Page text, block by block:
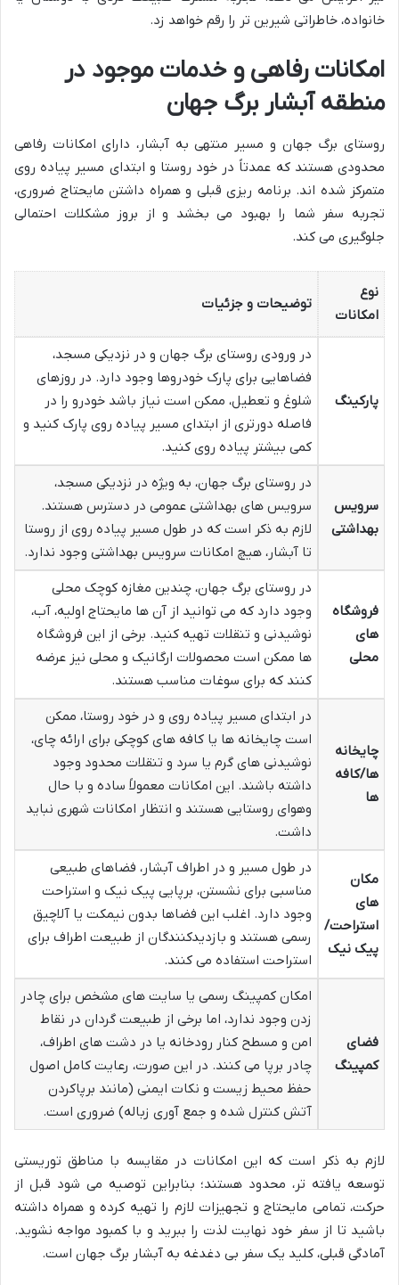
خانواده، خاطراتی شیرین تر را رقم خواهد زد.
امکانات رفاهی و خدمات موجود در
منطقه آبشار برگ جهان
روستای برگ جهان و مسیر منتهی به آبشار، دارای امکانات رفاهی
محدودی هستند که عمدتاً در خود روستا و ابتدای مسیر پیاده روی
متمرکز شده اند. برنامه ریزی قبلی و همراه داشتن مایحتاج ضروری،
تجربه سفر شما را بهبود می بخشد و از بروز مشکلات احتمالی
جلوگیری می کند.
نوع
امکانات
توضیحات و جزئیات
پارکینگ
در ورودی روستای برگ جهان و در نزدیکی مسجد،
فضاهایی برای پارک خودروها وجود دارد. در روزهای
شلوغ و تعطیل، ممکن است نیاز باشد خودرو را در
فاصله دورتری از ابتدای مسیر پیاده روی پارک کنید و
کمی بیشتر پیاده روی کنید.
سرویس
بهداشتی
در روستای برگ جهان، به ویژه در نزدیکی مسجد،
سرویس های بهداشتی عمومی در دسترس هستند.
لازم به ذکر است که در طول مسیر پیاده روی از روستا
تا آبشار، هیچ امکانات سرویس بهداشتی وجود ندارد.
فروشگاه
های
محلی
در روستای برگ جهان، چندین مغازه کوچک محلی
وجود دارد که می توانید از آن ها مایحتاج اولیه، آب،
نوشیدنی و تنقلات تهیه کنید. برخی از این فروشگاه
ها ممکن است محصولات ارگانیک و محلی نیز عرضه
کنند که برای سوغات مناسب هستند.
چایخانه
ها/کافه
ها
در ابتدای مسیر پیاده روی و در خود روستا، ممکن
است چایخانه ها یا کافه های کوچکی برای ارائه چای،
نوشیدنی های گرم یا سرد و تنقلات محدود وجود
داشته باشند. این امکانات معمولاً ساده و با حال
وهوای روستایی هستند و انتظار امکانات شهری نباید
داشت.
مکان
های
استراحت/
پیک نیک
در طول مسیر و در اطراف آبشار، فضاهای طبیعی
مناسبی برای نشستن، برپایی پیک نیک و استراحت
وجود دارد. اغلب این فضاها بدون نیمکت یا آلاچیق
رسمی هستند و بازدیدکنندگان از طبیعت اطراف برای
استراحت استفاده می کنند.
فضای
کمپینگ
امکان کمپینگ رسمی یا سایت های مشخص برای چادر
زدن وجود ندارد، اما برخی از طبیعت گردان در نقاط
امن و مسطح کنار رودخانه یا در دشت های اطراف،
چادر برپا می کنند. در این صورت، رعایت کامل اصول
حفظ محیط زیست و نکات ایمنی (مانند برپاکردن
آتش کنترل شده و جمع آوری زباله) ضروری است.
لازم به ذکر است که این امکانات در مقایسه با مناطق توریستی
توسعه یافته تر، محدود هستند؛ بنابراین توصیه می شود قبل از
حرکت، تمامی مایحتاج و تجهیزات لازم را تهیه کرده و همراه داشته
باشید تا از سفر خود نهایت لذت را ببرید و با کمبود مواجه نشوید.
آمادگی قبلی، کلید یک سفر بی دغدغه به آبشار برگ جهان است.